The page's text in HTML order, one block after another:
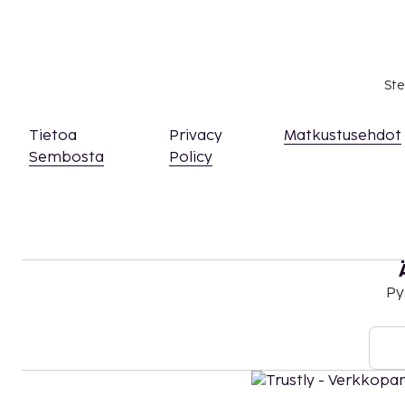
Tietoa
Sembosta
Privacy
Policy
Matkustusehdot